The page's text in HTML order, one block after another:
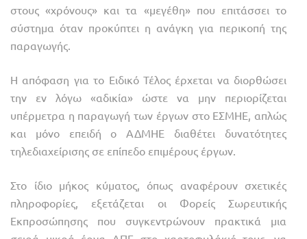
στους «χρόνους» και τα «μεγέθη» που επιτάσσει το
σύστημα όταν προκύπτει η ανάγκη για περικοπή της
παραγωγής.
Η απόφαση για το Ειδικό Τέλος έρχεται να διορθώσει
την εν λόγω «αδικία» ώστε να μην περιορίζεται
υπέρμετρα η παραγωγή των έργων στο ΕΣΜΗΕ, απλώς
και μόνο επειδή ο ΑΔΜΗΕ διαθέτει δυνατότητες
τηλεδιαχείρισης σε επίπεδο επιμέρους έργων.
Στο ίδιο μήκος κύματος, όπως αναφέρουν σχετικές
πληροφορίες, εξετάζεται οι Φορείς Σωρευτικής
Εκπροσώπησης που συγκεντρώνουν πρακτικά μια